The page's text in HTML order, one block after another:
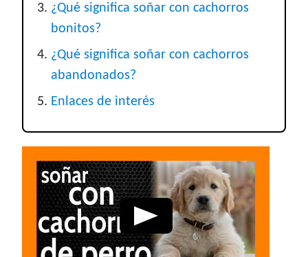
¿Qué significa soñar con cachorros
bonitos?
¿Qué significa soñar con cachorros
abandonados?
Enlaces de interés